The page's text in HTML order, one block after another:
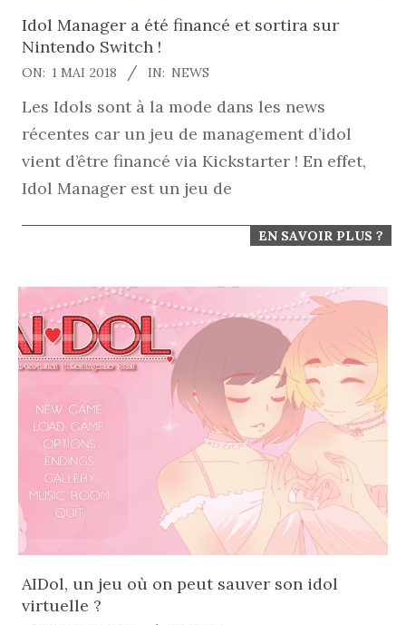
Idol Manager a été financé et sortira sur
Nintendo Switch !
2018-
05-
01
ON: 1 MAI 2018 IN: NEWS
Les Idols sont à la mode dans les news
récentes car un jeu de management d’idol
vient d’être financé via Kickstarter ! En effet,
Idol Manager est un jeu de
EN SAVOIR PLUS ?
AIDol, un jeu où on peut sauver son idol
virtuelle ?